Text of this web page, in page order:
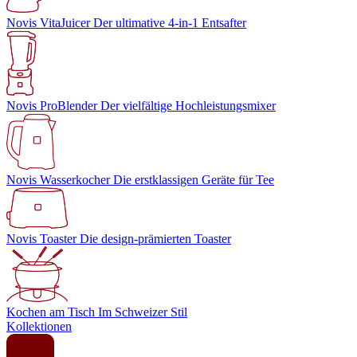
Novis VitaJuicerDer ultimative 4-in-1 Entsafter
Novis ProBlenderDer vielfältige Hochleistungsmixer
Novis Wasserkocher Die erstklassigen Geräte für Tee
Novis Toaster Die design-prämierten Toaster
Kochen am Tisch Im Schweizer Stil
Kollektionen